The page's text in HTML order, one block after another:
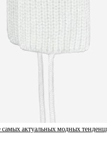
актуальных модных